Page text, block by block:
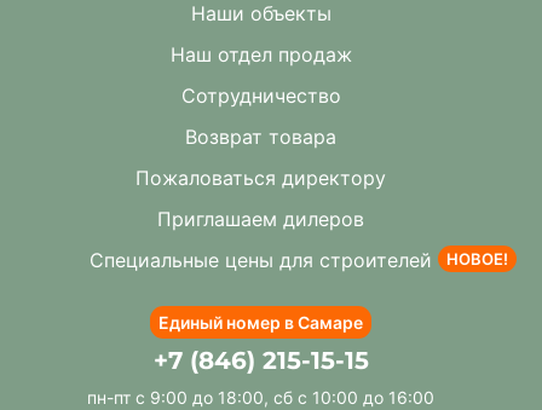
Наши объекты
Наш отдел продаж
Сотрудничество
Возврат товара
Пожаловаться директору
Приглашаем дилеров
Специальные цены для строителей
НОВОЕ!
Единый номер в Самаре
+7 (846) 215-15-15
пн-пт с 9:00 до 18:00, сб с 10:00 до 16:00